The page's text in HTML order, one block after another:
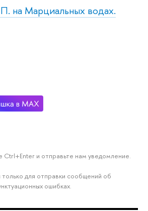
на Марциальных водах.
и отправьте нам уведомление.
для отправки сообщений об
ошибках.